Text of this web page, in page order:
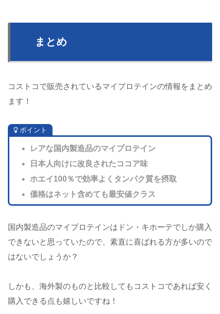
まとめ
コストコで販売されているマイプロテインの情報をまとめ
ます！
ポイント
レアな国内製造品のマイプロテイン
日本人向けに改良されたココア味
ホエイ100％で効率よくタンパク質を摂取
価格はネット含めても最安値クラス
国内製造品のマイプロテインはドン・キホーテでしか購入
できないと思っていたので、素直に喜ばれる方が多いので
はないでしょうか？
しかも、海外製のものと比較してもコストコであれば安く
購入できる点も嬉しいですね！